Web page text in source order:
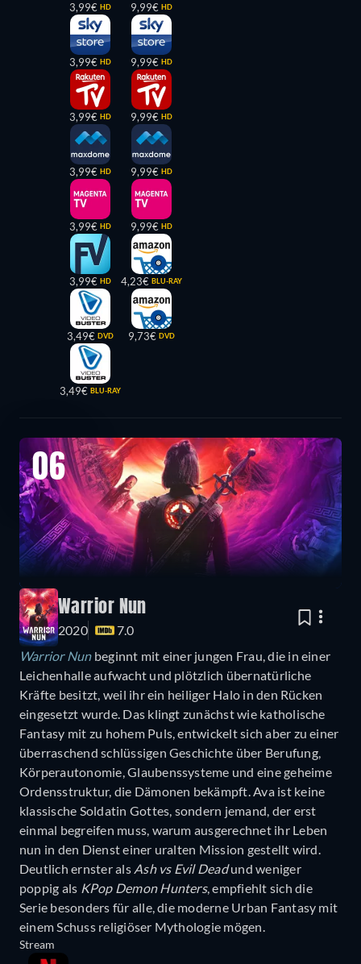
3,99€ HD
3,99€ HD
3,99€ HD
3,99€ HD
3,99€ HD
3,99€ HD
3,49€ DVD
3,49€ BLU-RAY
9,99€ HD
9,99€ HD
9,99€ HD
9,99€ HD
9,99€ HD
4,23€ BLU-RAY
9,73€ DVD
06
Warrior Nun
2020
7.0
Warrior Nunbeginnt mit einer jungen Frau, die in einer
Leichenhalle aufwacht und plötzlich übernatürliche
Kräfte besitzt, weil ihr ein heiliger Halo in den Rücken
eingesetzt wurde. Das klingt zunächst wie katholische
Fantasy mit zu hohem Puls, entwickelt sich aber zu einer
überraschend schlüssigen Geschichte über Berufung,
Körperautonomie, Glaubenssysteme und eine geheime
Ordensstruktur, die Dämonen bekämpft. Ava ist keine
klassische Soldatin Gottes, sondern jemand, der erst
einmal begreifen muss, warum ausgerechnet ihr Leben
nun in den Dienst einer uralten Mission gestellt wird.
Deutlich ernster als Ash vs Evil Deadund weniger
poppig als KPop Demon Hunters, empfiehlt sich die
Serie besonders für alle, die moderne Urban Fantasy mit
einem Schuss religiöser Mythologie mögen.
Stream